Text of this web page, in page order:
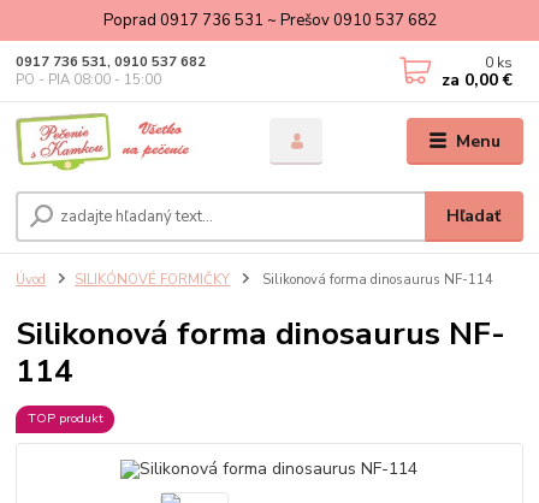
Poprad 0917 736 531 ~ Prešov 0910 537 682
Menu
Hľadať
0917 736 531, 0910 537 682
PO - PIA 08:00 - 15:00
0 ks
za 0,00 €
Úvod SILIKÓNOVÉ FORMIČKY Silikonová forma dinosaurus NF-114
Silikonová forma dinosaurus NF-
114
TOP produkt